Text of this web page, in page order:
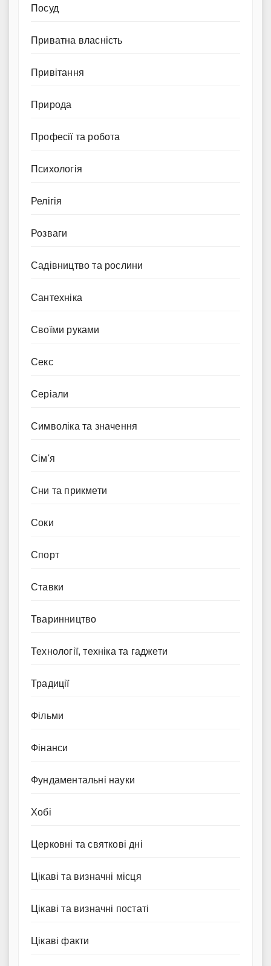
Посуд
Приватна власність
Привітання
Природа
Професії та робота
Психологія
Релігія
Розваги
Садівництво та рослини
Сантехніка
Своїми руками
Секс
Серіали
Символіка та значення
Сім'я
Сни та прикмети
Соки
Спорт
Ставки
Тваринництво
Технології, техніка та гаджети
Традиції
Фільми
Фінанси
Фундаментальні науки
Хобі
Церковні та святкові дні
Цікаві та визначні місця
Цікаві та визначні постаті
Цікаві факти